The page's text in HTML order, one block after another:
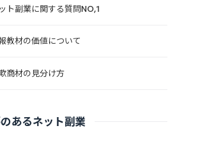
ト副業に関する質問NO,1
教材の価値について
商材の見分け方
あるネット副業